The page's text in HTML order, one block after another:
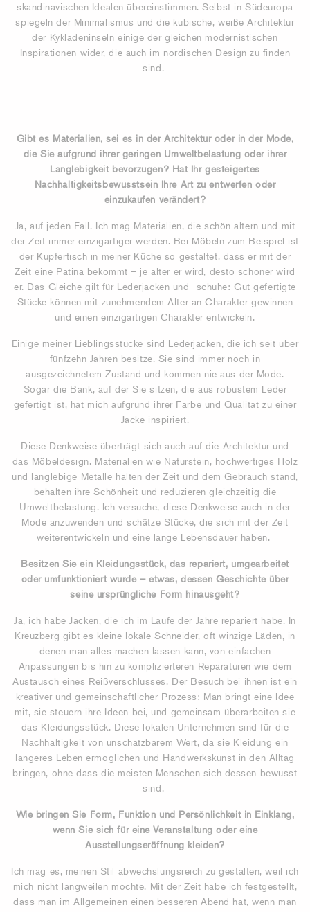
skandinavischen Idealen übereinstimmen. Selbst in Südeuropa
spiegeln der Minimalismus und die kubische, weiße Architektur
der Kykladeninseln einige der gleichen modernistischen
Inspirationen wider, die auch im nordischen Design zu finden
sind.
Gibt es Materialien, sei es in der Architektur oder in der Mode,
die Sie aufgrund ihrer geringen Umweltbelastung oder ihrer
Langlebigkeit bevorzugen? Hat Ihr gesteigertes
Nachhaltigkeitsbewusstsein Ihre Art zu entwerfen oder
einzukaufen verändert?
Ja, auf jeden Fall. Ich mag Materialien, die schön altern und mit
der Zeit immer einzigartiger werden. Bei Möbeln zum Beispiel ist
der Kupfertisch in meiner Küche so gestaltet, dass er mit der
Zeit eine Patina bekommt – je älter er wird, desto schöner wird
er. Das Gleiche gilt für Lederjacken und -schuhe: Gut gefertigte
Stücke können mit zunehmendem Alter an Charakter gewinnen
und einen einzigartigen Charakter entwickeln.
Einige meiner Lieblingsstücke sind Lederjacken, die ich seit über
fünfzehn Jahren besitze. Sie sind immer noch in
ausgezeichnetem Zustand und kommen nie aus der Mode.
Sogar die Bank, auf der Sie sitzen, die aus robustem Leder
gefertigt ist, hat mich aufgrund ihrer Farbe und Qualität zu einer
Jacke inspiriert.
Diese Denkweise überträgt sich auch auf die Architektur und
das Möbeldesign. Materialien wie Naturstein, hochwertiges Holz
und langlebige Metalle halten der Zeit und dem Gebrauch stand,
behalten ihre Schönheit und reduzieren gleichzeitig die
Umweltbelastung. Ich versuche, diese Denkweise auch in der
Mode anzuwenden und schätze Stücke, die sich mit der Zeit
weiterentwickeln und eine lange Lebensdauer haben.
Besitzen Sie ein Kleidungsstück, das repariert, umgearbeitet
oder umfunktioniert wurde – etwas, dessen Geschichte über
seine ursprüngliche Form hinausgeht?
Ja, ich habe Jacken, die ich im Laufe der Jahre repariert habe. In
Kreuzberg gibt es kleine lokale Schneider, oft winzige Läden, in
denen man alles machen lassen kann, von einfachen
Anpassungen bis hin zu komplizierteren Reparaturen wie dem
Austausch eines Reißverschlusses. Der Besuch bei ihnen ist ein
kreativer und gemeinschaftlicher Prozess: Man bringt eine Idee
mit, sie steuern ihre Ideen bei, und gemeinsam überarbeiten sie
das Kleidungsstück. Diese lokalen Unternehmen sind für die
Nachhaltigkeit von unschätzbarem Wert, da sie Kleidung ein
längeres Leben ermöglichen und Handwerkskunst in den Alltag
bringen, ohne dass die meisten Menschen sich dessen bewusst
sind.
Wie bringen Sie Form, Funktion und Persönlichkeit in Einklang,
wenn Sie sich für eine Veranstaltung oder eine
Ausstellungseröffnung kleiden?
Ich mag es, meinen Stil abwechslungsreich zu gestalten, weil ich
mich nicht langweilen möchte. Mit der Zeit habe ich festgestellt,
dass man im Allgemeinen einen besseren Abend hat, wenn man